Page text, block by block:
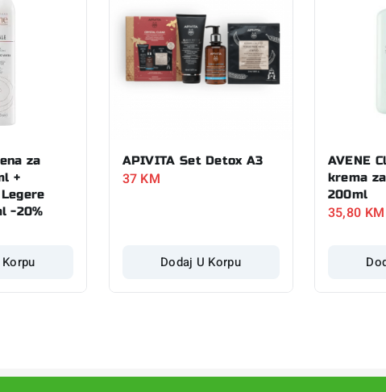
za
+
-20%
APIVITA Set Detox A3
37 KM
Dodaj U Korpu
AVENE
krema
200ml
35,80 KM